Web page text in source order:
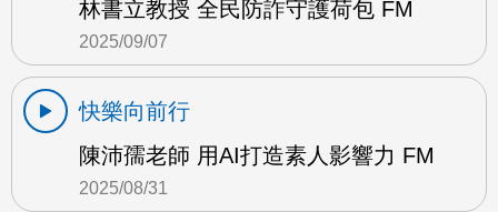
林書立教授 全民防詐守護荷包 FM
2025/09/07
快樂向前行
陳沛孺老師 用AI打造素人影響力 FM
2025/08/31